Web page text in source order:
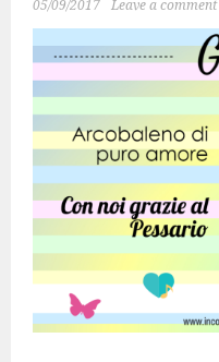
05/09/2017 Leave a comment